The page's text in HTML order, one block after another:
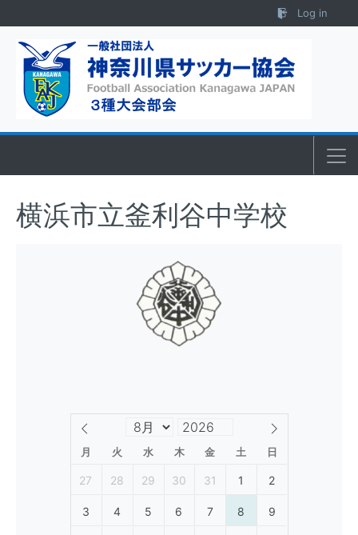
Log in
横浜市立釜利谷中学校
月 火 水 木 金 土 日
27 28 29 30 31 1 2
3 4 5 6 7 8 9